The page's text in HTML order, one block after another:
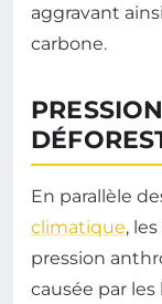
aggravant
carbone.
En parallèle
climatique,
pression
causée par les